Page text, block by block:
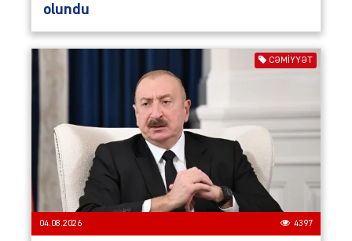
olundu
CƏMIYYƏT
04.08.2026 4397